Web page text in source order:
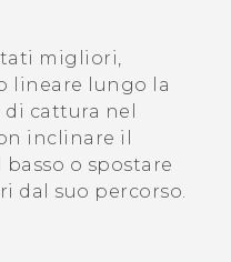
migliori,
lineare lungo la
cattura nel
inclinare il
o spostare
dal suo percorso.